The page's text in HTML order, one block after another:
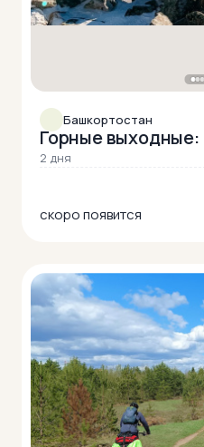
Башкортостан
Горные
2 дня
скоро появится